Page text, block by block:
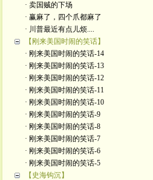
· 卖国贼的下场
· 赢麻了，四个爪都麻了
· 川普最近有点儿烦....
【刚来美国时闹的笑话】
· 刚来美国时闹的笑话-14
· 刚来美国时闹的笑话-13
· 刚来美国时闹的笑话-12
· 刚来美国时闹的笑话-11
· 刚来美国时闹的笑话-10
· 刚来美国时闹的笑话-9
· 刚来美国时闹的笑话-8
· 刚来美国时闹的笑话-7
· 刚来美国时闹的笑话-6
· 刚来美国时闹的笑话-5
【史海钩沉】